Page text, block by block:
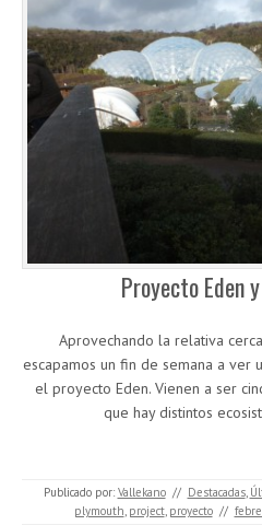
Proyecto Eden
Aprovechando la relativa
escapamos un fin de semana a ver
el proyecto Eden. Vienen a ser
que hay distintos
Publicado por: Vallekano // Destacadas,
plymouth project, proyecto //